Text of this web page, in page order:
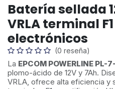
Batería sellada
VRLA terminal
electrónicos
(0 reseña)
La EPCOM POWERLINE PL-
plomo-ácido de 12V y 7Ah.
VRLA, ofrece alta eficiencia y